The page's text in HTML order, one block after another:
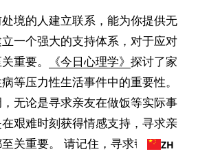
境的人建立联系，能为你提供无
一个强大的支持体系，对于应对
重要。
《今日心理学》 探讨了家
等压力性生活事件中的重要性。
无论是寻求亲友在做饭等实际事
艰难时刻获得情感支持，寻求亲
关重要。 请记住，寻求帮助是
ZH